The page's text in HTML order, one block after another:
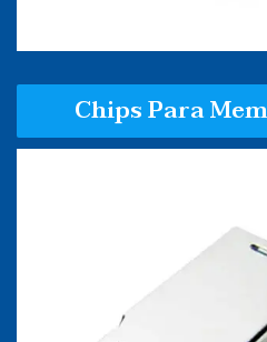
Chips Para